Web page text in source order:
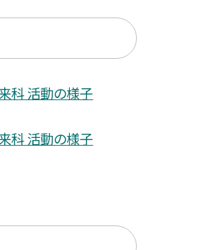
科 活動の様子
科 活動の様子